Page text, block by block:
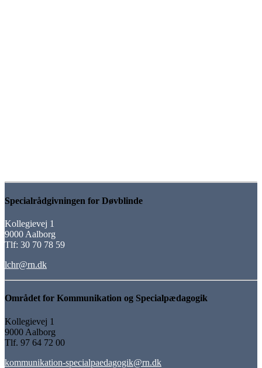
Specialrådgivningen for Døvblinde
Kollegievej 1
9000 Aalborg
Tlf: 30 70 78 59
lchr@rn.dk
Området for Kommunikation og Specialpædagogik
Kollegievej 1
9000 Aalborg
Tlf. 97 64 72 00
kommunikation-specialpaedagogik@rn.dk